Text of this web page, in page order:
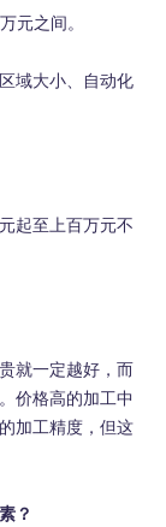
之间。
域大小、自动化
起至上百万元不
就一定越好，而
价格高的加工中
加工精度，但这
？